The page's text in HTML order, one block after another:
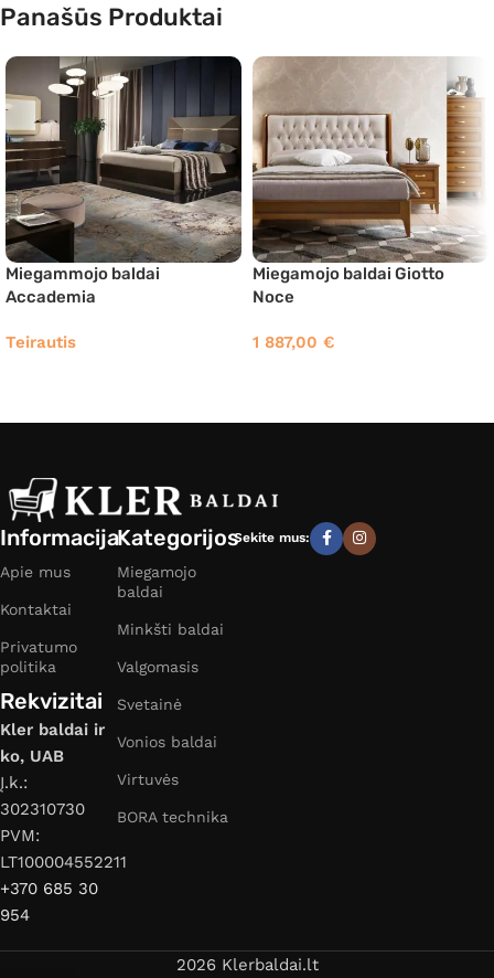
Panašūs Produktai
Miegammojo baldai
Accademia
Teirautis
Miegamojo baldai Giotto
Noce
1 887,00 €
Informacija
Apie mus
Kontaktai
Privatumo
politika
Rekvizitai
Kler baldai ir
ko, UAB
Į.k.:
302310730
PVM:
LT100004552211
+370 685 30
954
Kategorijos
Miegamojo
baldai
Minkšti baldai
Valgomasis
Svetainė
Vonios baldai
Virtuvės
BORA technika
Sekite mus:
2026 Klerbaldai.lt